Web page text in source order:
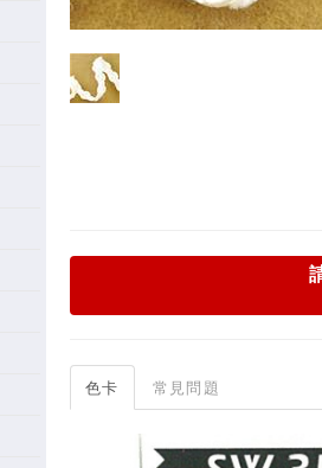
色卡 常見問題